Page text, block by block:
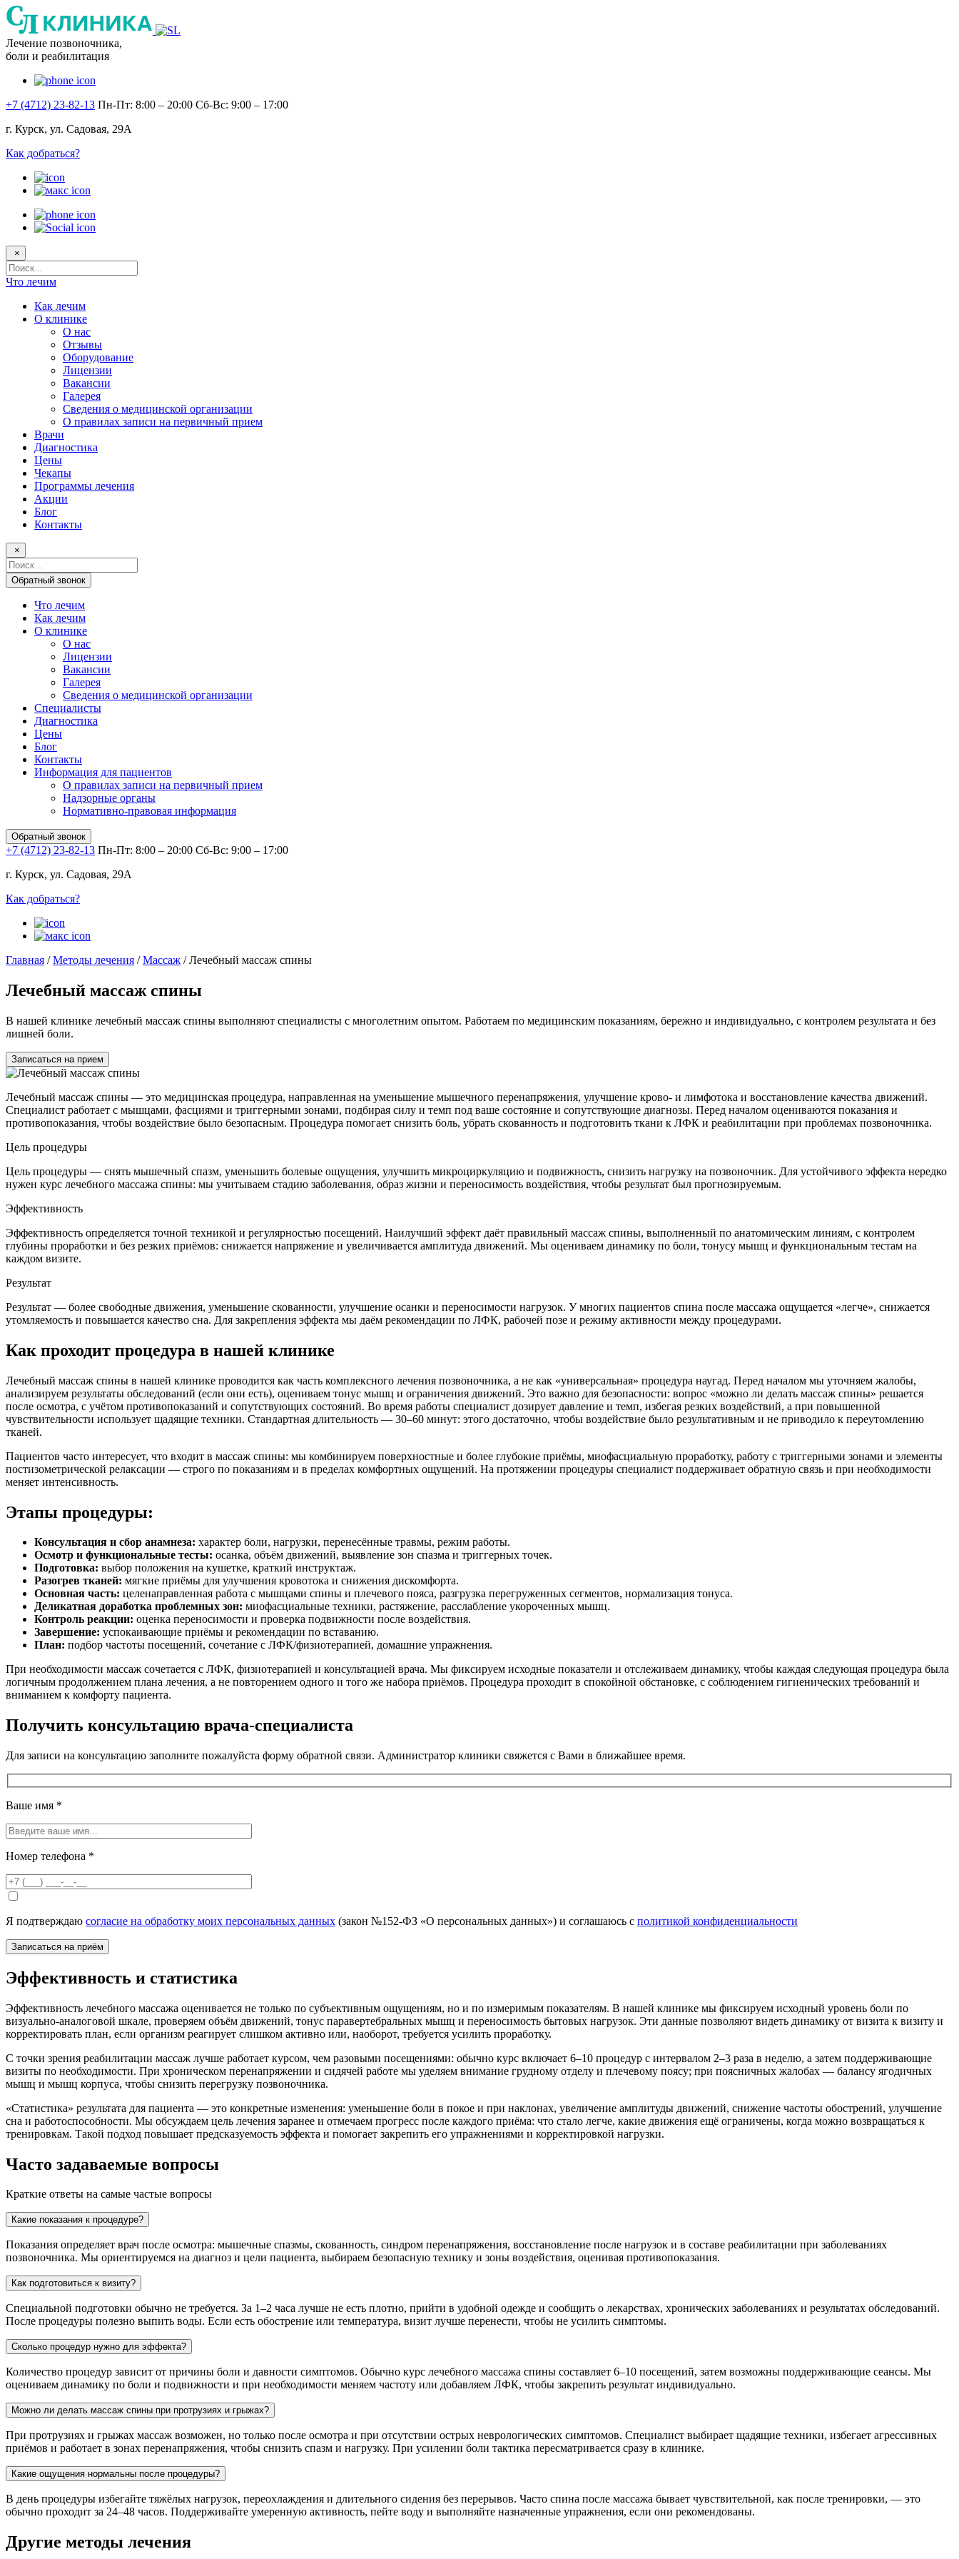
Лечение позвоночника,
боли и реабилитация
+7 (4712) 23-82-13 Пн-Пт: 8:00 – 20:00 Сб-Вс: 9:00 – 17:00
г. Курск, ул. Садовая, 29А
Как добраться?
×
Поисковый
запрос
Что лечим
Как лечим
О клинике
О нас
Отзывы
Оборудование
Лицензии
Вакансии
Галерея
Сведения о медицинской организации
О правилах записи на первичный прием
Врачи
Диагностика
Цены
Чекапы
Программы лечения
Акции
Блог
Контакты
×
Поисковый
запрос
Обратный звонок
Что лечим
Как лечим
О клинике
О нас
Лицензии
Вакансии
Галерея
Сведения о медицинской организации
Специалисты
Диагностика
Цены
Блог
Контакты
Информация для пациентов
О правилах записи на первичный прием
Надзорные органы
Нормативно-правовая информация
Обратный звонок
+7 (4712) 23-82-13 Пн-Пт: 8:00 – 20:00 Сб-Вс: 9:00 – 17:00
г. Курск, ул. Садовая, 29А
Как добраться?
Главная /Методы лечения /Массаж /Лечебный массаж спины
Лечебный массаж спины
В нашей клинике лечебный массаж спины выполняют специалисты с многолетним опытом. Работаем по медицинским показаниям, бережно и индивидуально, с контролем результата и без
лишней боли.
Записаться на прием
Лечебный массаж спины — это медицинская процедура, направленная на уменьшение мышечного перенапряжения, улучшение крово- и лимфотока и восстановление качества движений.
Специалист работает с мышцами, фасциями и триггерными зонами, подбирая силу и темп под ваше состояние и сопутствующие диагнозы. Перед началом оцениваются показания и
противопоказания, чтобы воздействие было безопасным. Процедура помогает снизить боль, убрать скованность и подготовить ткани к ЛФК и реабилитации при проблемах позвоночника.
Цель процедуры
Цель процедуры — снять мышечный спазм, уменьшить болевые ощущения, улучшить микроциркуляцию и подвижность, снизить нагрузку на позвоночник. Для устойчивого эффекта нередко
нужен курс лечебного массажа спины: мы учитываем стадию заболевания, образ жизни и переносимость воздействия, чтобы результат был прогнозируемым.
Эффективность
Эффективность определяется точной техникой и регулярностью посещений. Наилучший эффект даёт правильный массаж спины, выполненный по анатомическим линиям, с контролем
глубины проработки и без резких приёмов: снижается напряжение и увеличивается амплитуда движений. Мы оцениваем динамику по боли, тонусу мышц и функциональным тестам на
каждом визите.
Результат
Результат — более свободные движения, уменьшение скованности, улучшение осанки и переносимости нагрузок. У многих пациентов спина после массажа ощущается «легче», снижается
утомляемость и повышается качество сна. Для закрепления эффекта мы даём рекомендации по ЛФК, рабочей позе и режиму активности между процедурами.
Как проходит процедура в нашей клинике
Лечебный массаж спины в нашей клинике проводится как часть комплексного лечения позвоночника, а не как «универсальная» процедура наугад. Перед началом мы уточняем жалобы,
анализируем результаты обследований (если они есть), оцениваем тонус мышц и ограничения движений. Это важно для безопасности: вопрос «можно ли делать массаж спины» решается
после осмотра, с учётом противопоказаний и сопутствующих состояний. Во время работы специалист дозирует давление и темп, избегая резких воздействий, а при повышенной
чувствительности использует щадящие техники. Стандартная длительность — 30–60 минут: этого достаточно, чтобы воздействие было результативным и не приводило к переутомлению
тканей.
Пациентов часто интересует, что входит в массаж спины: мы комбинируем поверхностные и более глубокие приёмы, миофасциальную проработку, работу с триггерными зонами и элементы
постизометрической релаксации — строго по показаниям и в пределах комфортных ощущений. На протяжении процедуры специалист поддерживает обратную связь и при необходимости
меняет интенсивность.
Этапы процедуры:
Консультация и сбор анамнеза: характер боли, нагрузки, перенесённые травмы, режим работы.
Осмотр и функциональные тесты: осанка, объём движений, выявление зон спазма и триггерных точек.
Подготовка: выбор положения на кушетке, краткий инструктаж.
Разогрев тканей: мягкие приёмы для улучшения кровотока и снижения дискомфорта.
Основная часть: целенаправленная работа с мышцами спины и плечевого пояса, разгрузка перегруженных сегментов, нормализация тонуса.
Деликатная доработка проблемных зон: миофасциальные техники, растяжение, расслабление укороченных мышц.
Контроль реакции: оценка переносимости и проверка подвижности после воздействия.
Завершение: успокаивающие приёмы и рекомендации по вставанию.
План: подбор частоты посещений, сочетание с ЛФК/физиотерапией, домашние упражнения.
При необходимости массаж сочетается с ЛФК, физиотерапией и консультацией врача. Мы фиксируем исходные показатели и отслеживаем динамику, чтобы каждая следующая процедура была
логичным продолжением плана лечения, а не повторением одного и того же набора приёмов. Процедура проходит в спокойной обстановке, с соблюдением гигиенических требований и
вниманием к комфорту пациента.
Получить консультацию врача-специалиста
Для записи на консультацию заполните пожалуйста форму обратной связи. Администратор клиники свяжется с Вами в ближайшее время.
Ваше имя *
Номер телефона *
Я подтверждаю согласие на обработку моих персональных данных (закон №152-ФЗ «О персональных данных») и соглашаюсь с политикой конфиденциальности
Эффективность и статистика
Эффективность лечебного массажа оценивается не только по субъективным ощущениям, но и по измеримым показателям. В нашей клинике мы фиксируем исходный уровень боли по
визуально-аналоговой шкале, проверяем объём движений, тонус паравертебральных мышц и переносимость бытовых нагрузок. Эти данные позволяют видеть динамику от визита к визиту и
корректировать план, если организм реагирует слишком активно или, наоборот, требуется усилить проработку.
С точки зрения реабилитации массаж лучше работает курсом, чем разовыми посещениями: обычно курс включает 6–10 процедур с интервалом 2–3 раза в неделю, а затем поддерживающие
визиты по необходимости. При хроническом перенапряжении и сидячей работе мы уделяем внимание грудному отделу и плечевому поясу; при поясничных жалобах — балансу ягодичных
мышц и мышц корпуса, чтобы снизить перегрузку позвоночника.
«Статистика» результата для пациента — это конкретные изменения: уменьшение боли в покое и при наклонах, увеличение амплитуды движений, снижение частоты обострений, улучшение
сна и работоспособности. Мы обсуждаем цель лечения заранее и отмечаем прогресс после каждого приёма: что стало легче, какие движения ещё ограничены, когда можно возвращаться к
тренировкам. Такой подход повышает предсказуемость эффекта и помогает закрепить его упражнениями и корректировкой нагрузки.
Часто задаваемые вопросы
Краткие ответы на самые частые вопросы
Какие показания к процедуре?
Показания определяет врач после осмотра: мышечные спазмы, скованность, синдром перенапряжения, восстановление после нагрузок и в составе реабилитации при заболеваниях
позвоночника. Мы ориентируемся на диагноз и цели пациента, выбираем безопасную технику и зоны воздействия, оценивая противопоказания.
Как подготовиться к визиту?
Специальной подготовки обычно не требуется. За 1–2 часа лучше не есть плотно, прийти в удобной одежде и сообщить о лекарствах, хронических заболеваниях и результатах обследований.
После процедуры полезно выпить воды. Если есть обострение или температура, визит лучше перенести, чтобы не усилить симптомы.
Сколько процедур нужно для эффекта?
Количество процедур зависит от причины боли и давности симптомов. Обычно курс лечебного массажа спины составляет 6–10 посещений, затем возможны поддерживающие сеансы. Мы
оцениваем динамику по боли и подвижности и при необходимости меняем частоту или добавляем ЛФК, чтобы закрепить результат индивидуально.
Можно ли делать массаж спины при протрузиях и грыжах?
При протрузиях и грыжах массаж возможен, но только после осмотра и при отсутствии острых неврологических симптомов. Специалист выбирает щадящие техники, избегает агрессивных
приёмов и работает в зонах перенапряжения, чтобы снизить спазм и нагрузку. При усилении боли тактика пересматривается сразу в клинике.
Какие ощущения нормальны после процедуры?
В день процедуры избегайте тяжёлых нагрузок, переохлаждения и длительного сидения без перерывов. Часто спина после массажа бывает чувствительной, как после тренировки, — это
обычно проходит за 24–48 часов. Поддерживайте умеренную активность, пейте воду и выполняйте назначенные упражнения, если они рекомендованы.
Другие методы лечения